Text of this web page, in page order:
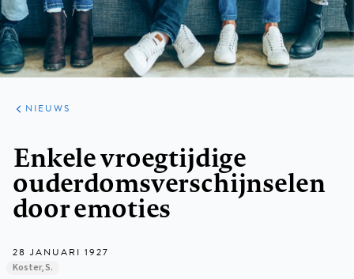
ARTIKELEN
HET
KORT
NIEUWS
Enkele vroegtijdige
ouderdomsverschijnselen
door emoties
28 JANUARI 1927
Koster, S.